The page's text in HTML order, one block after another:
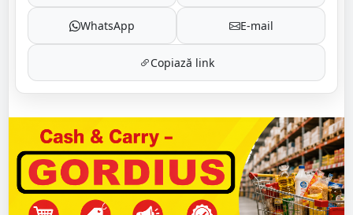
WhatsApp E-mail
Copiază link